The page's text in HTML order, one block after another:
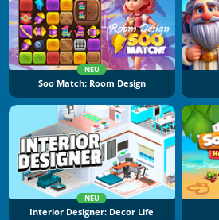
NEU
Soo Match: Room Design
NEU
Interior Designer: Decor Life